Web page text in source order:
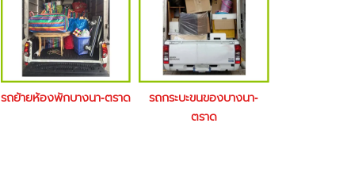
รถย้ายห้องพักบางนา-ตราด
รถกระบะขนของบางนา-
ตราด